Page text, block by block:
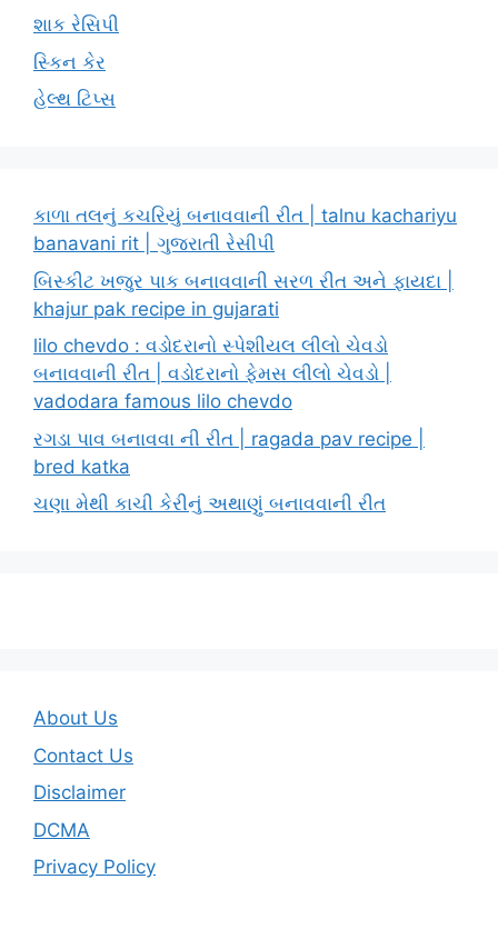
શાક રેસિપી
સ્કિન કેર
હેલ્થ ટિપ્સ
કાળા તલનું કચરિયું બનાવવાની રીત | talnu kachariyu
banavani rit | ગુજરાતી રેસીપી
બિસ્કીટ ખજુર પાક બનાવવાની સરળ રીત અને ફાયદા |
khajur pak recipe in gujarati
lilo chevdo : વડોદરાનો સ્પેશીયલ લીલો ચેવડો
બનાવવાની રીત | વડોદરાનો ફેમસ લીલો ચેવડો |
vadodara famous lilo chevdo
રગડા પાવ બનાવવા ની રીત | ragada pav recipe |
bred katka
ચણા મેથી કાચી કેરીનું અથાણું બનાવવાની રીત
About Us
Contact Us
Disclaimer
DCMA
Privacy Policy